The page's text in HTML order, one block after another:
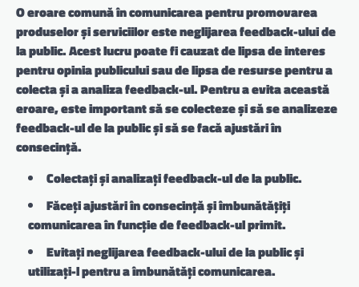
O eroare comună în comunicarea pentru promovarea
produselor și serviciilor este neglijarea feedback-ului de
la public. Acest lucru poate fi cauzat de lipsa de interes
pentru opinia publicului sau de lipsa de resurse pentru a
colecta și a analiza feedback-ul. Pentru a evita această
eroare, este important să se colecteze și să se analizeze
feedback-ul de la public și să se facă ajustări în
consecință.
Colectați și analizați feedback-ul de la public.
Făceți ajustări în consecință și îmbunătățiți
comunicarea în funcție de feedback-ul primit.
Evitați neglijarea feedback-ului de la public și
utilizați-l pentru a îmbunătăți comunicarea.